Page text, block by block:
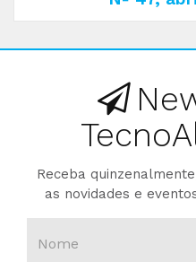
Receba
as novidades e